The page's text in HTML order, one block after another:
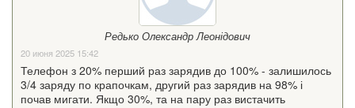
Редько Олександр Леонідович
20 июня 2025 15:42
Телефон з 20% перший раз зарядив до 100% - залишилось
3/4 заряду по крапочкам, другий раз зарядив на 98% і
почав мигати. Якщо 30%, та на пару раз вистачить